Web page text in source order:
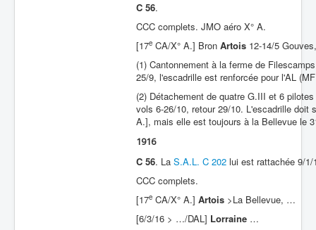
C 56.
CCC complets. JMO aéro X° A.
[17e CA/X° A.] Bron Artois 12-14/5
(1) Cantonnement à la ferme de
25/9, l'escadrille est renforcée pour l'AL
(2) Détachement de quatre G.III et 6
vols 6-26/10, retour 29/10. L'escadrille doit
A.], mais elle est toujours à la Bellevue le
1916
C 56. La S.A.L. C 202 lui est rattachée 9/1/
CCC complets.
[17e CA/X° A.] Artois >La Bellevue, …
[6/3/16 > …/DAL] Lorraine …